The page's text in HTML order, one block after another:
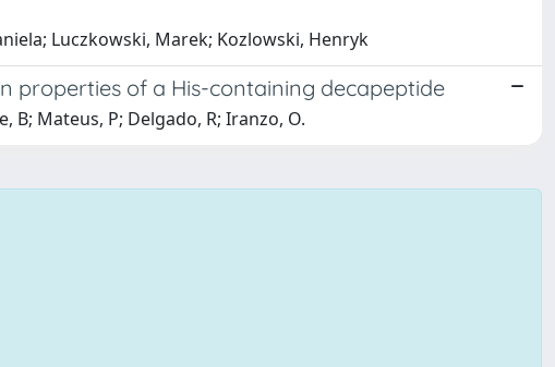
Luczkowski, Marek; Kozlowski, Henryk
properties of a His-containing decapeptide
B; Mateus, P; Delgado, R; Iranzo, O.